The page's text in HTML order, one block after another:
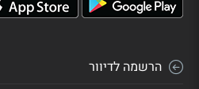
הרשמה לדיוור